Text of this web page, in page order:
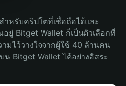
ำหรับคริปโตที่เชื่อถือได้และ
ยู่ Bitget Wallet ก็เป็นตัวเลือกที่
มไว้วางใจจากผู้ใช้ 40 ล้านคน
Bitget Wallet ได้อย่างอิสระ